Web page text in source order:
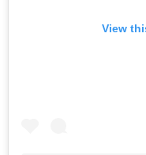
View